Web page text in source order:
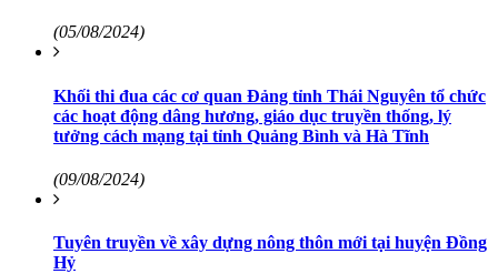
(05/08/2024)
Khối thi đua các cơ quan Đảng tỉnh Thái Nguyên tổ chức
các hoạt động dâng hương, giáo dục truyền thống, lý
tưởng cách mạng tại tỉnh Quảng Bình và Hà Tĩnh
(09/08/2024)
Tuyên truyền về xây dựng nông thôn mới tại huyện Đồng
Hỷ